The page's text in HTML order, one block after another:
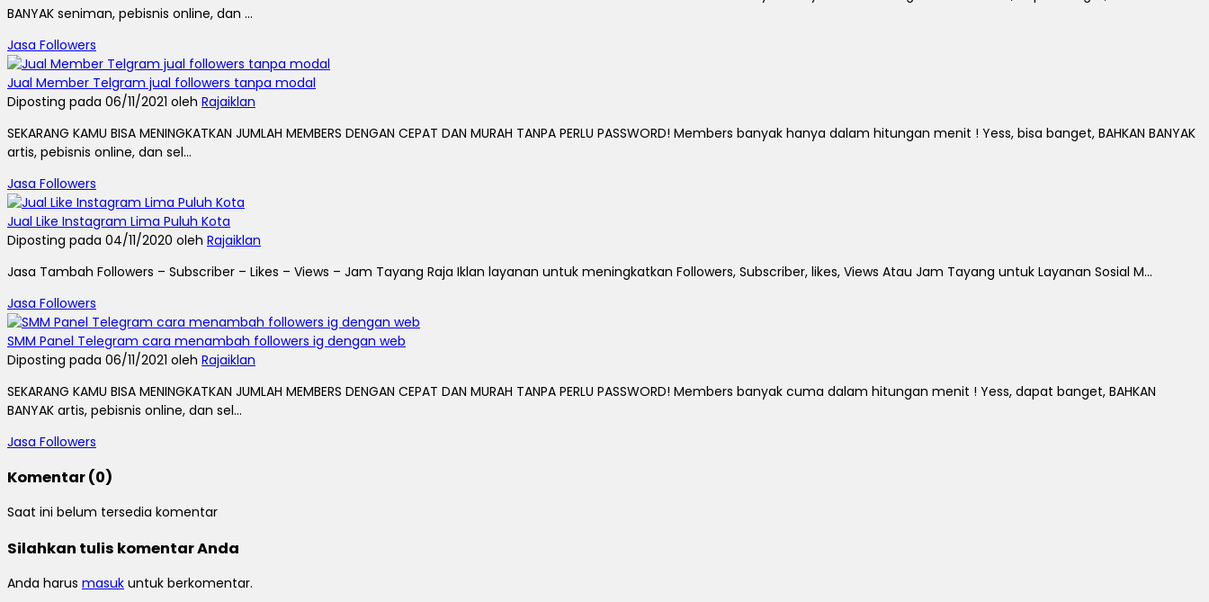
BANYAK seniman, pebisnis online, dan ...
Jasa Followers
Jual Member Telgram jual followers tanpa modal
Diposting pada 06/11/2021 oleh Rajaiklan
SEKARANG KAMU BISA MENINGKATKAN JUMLAH MEMBERS DENGAN CEPAT DAN MURAH TANPA PERLU PASSWORD! Members banyak hanya dalam hitungan menit ! Yess, bisa banget, BAHKAN BANYAK
artis, pebisnis online, dan sel...
Jasa Followers
Jual Like Instagram Lima Puluh Kota
Diposting pada 04/11/2020 oleh Rajaiklan
Jasa Tambah Followers – Subscriber – Likes – Views – Jam Tayang Raja Iklan layanan untuk meningkatkan Followers, Subscriber, likes, Views Atau Jam Tayang untuk Layanan Sosial M...
Jasa Followers
SMM Panel Telegram cara menambah followers ig dengan web
Diposting pada 06/11/2021 oleh Rajaiklan
SEKARANG KAMU BISA MENINGKATKAN JUMLAH MEMBERS DENGAN CEPAT DAN MURAH TANPA PERLU PASSWORD! Members banyak cuma dalam hitungan menit ! Yess, dapat banget, BAHKAN
BANYAK artis, pebisnis online, dan sel...
Jasa Followers
Komentar (0)
Saat ini belum tersedia komentar
Silahkan tulis komentar Anda
Anda harus masuk untuk berkomentar.